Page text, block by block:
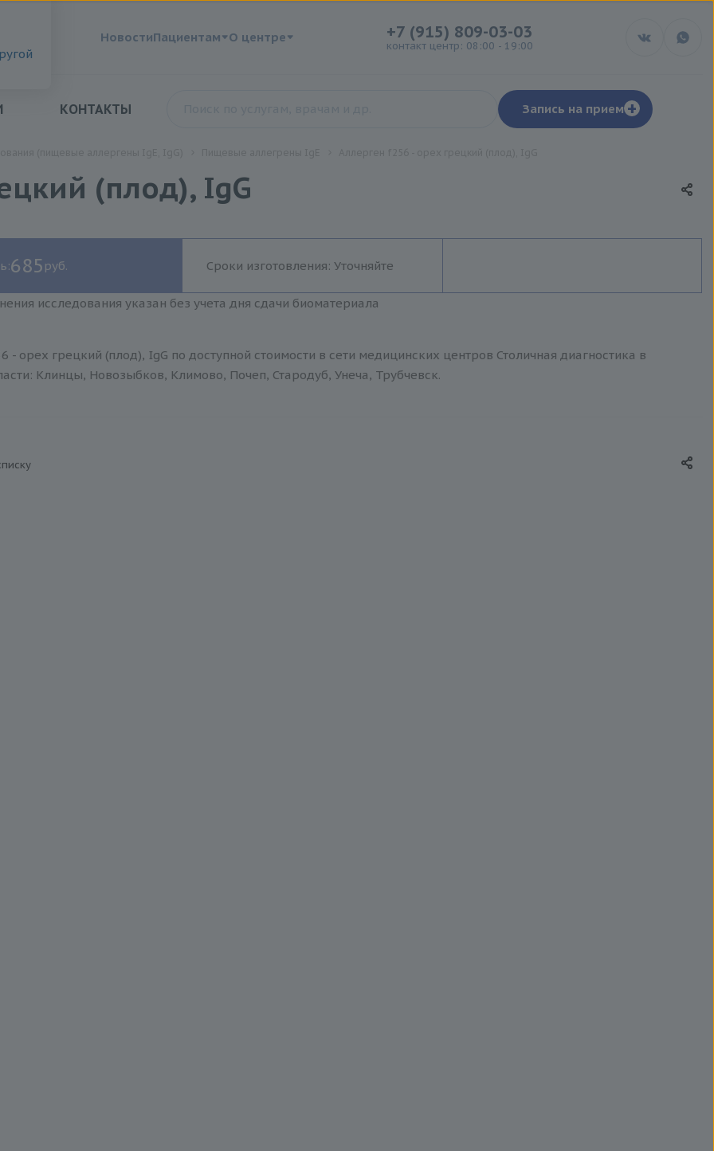
НовостиПациентам О центре +7 (915) 809-03-03
контакт центр: 08:00 - 19:00
КОНТАКТЫ Запись на прием +
(плод), IgG
685 руб. Сроки изготовления: Уточняйте
исследования указан без учета дня сдачи биоматериала
- орех грецкий (плод), IgG по доступной стоимости в сети медицинских центров Столичная диагностика в
Клинцы, Новозыбков, Климово, Почеп, Стародуб, Унеча, Трубчевск.